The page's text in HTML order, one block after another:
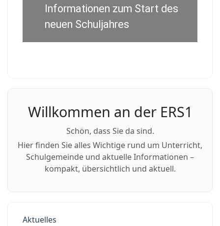
Informationen zum Start des
neuen Schuljahres
Willkommen an der ERS1
Schön, dass Sie da sind.
Hier finden Sie alles Wichtige rund um Unterricht,
Schulgemeinde und aktuelle Informationen –
kompakt, übersichtlich und aktuell.
Aktuelles